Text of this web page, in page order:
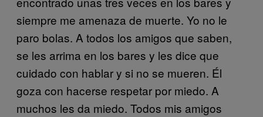
siempre me amenaza de muerte. Yo no le
paro bolas. A todos los amigos que saben,
se les arrima en los bares y les dice que
cuidado con hablar y si no se mueren. Él
goza con hacerse respetar por miedo. A
muchos les da miedo. Todos mis amigos